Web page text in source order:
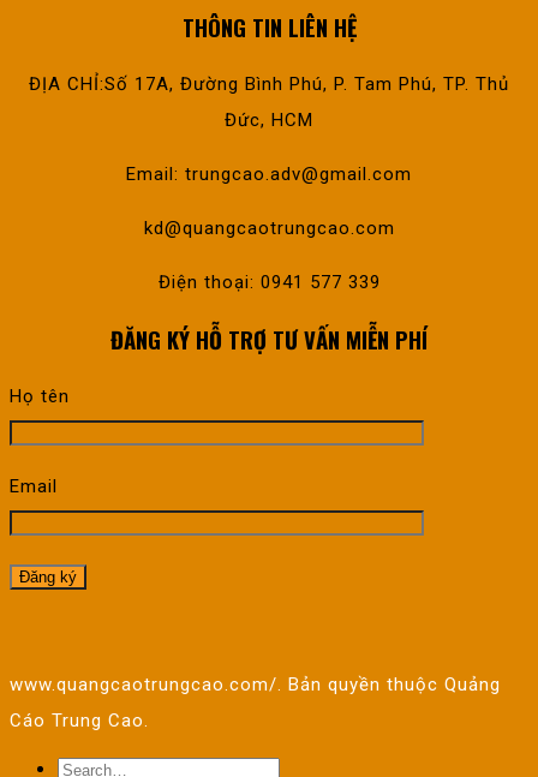
THÔNG TIN LIÊN HỆ
ĐỊA CHỈ:Số 17A, Đường Bình Phú, P. Tam Phú, TP. Thủ
Đức, HCM
Email: trungcao.adv@gmail.com
kd@quangcaotrungcao.com
Điện thoại: 0941 577 339
ĐĂNG KÝ HỖ TRỢ TƯ VẤN MIỄN PHÍ
Họ tên
Email
www.quangcaotrungcao.com/. Bản quyền thuộc Quảng
Cáo Trung Cao.